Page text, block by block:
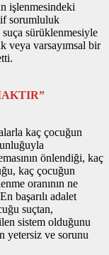
işlenmesindeki
sorumluluk
sürüklenmesiyle
veya varsayımsal bir
kaç çocuğun
önlendiği, kaç
kaç çocuğun
oranının ne
başarılı adalet
suçtan,
sistem olduğunu
yetersiz ve sorunu